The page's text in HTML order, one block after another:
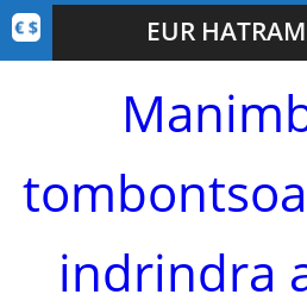
EUR
indrindra